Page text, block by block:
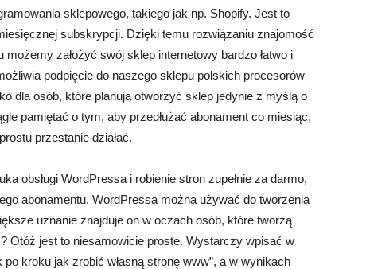
sklepowego, takiego jak np. Shopify. Jest to
subskrypcji. Dzięki temu rozwiązaniu znajomość
założyć swój sklep internetowy bardzo łatwo i
podpięcie do naszego sklepu polskich procesorów
dla osób, które planują otworzyć sklep jedynie z myślą o
pamiętać o tym, aby przedłużać abonament co miesiąc,
przestanie działać.
obsługi WordPressa i robienie stron zupełnie za darmo,
abonamentu. WordPressa można używać do tworzenia
uznanie znajduje on w oczach osób, które tworzą
Otóż jest to niesamowicie proste. Wystarczy wpisać w
po kroku jak zrobić własną stronę www”, a w wynikach